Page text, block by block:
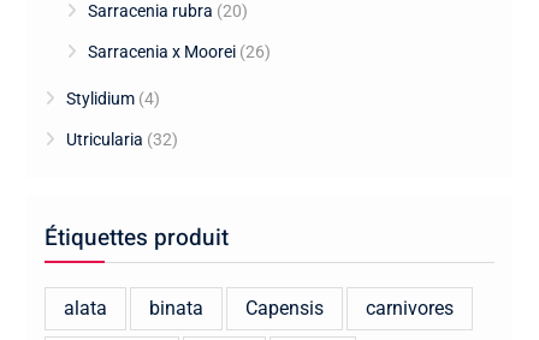
Sarracenia rubra (20)
Sarracenia x Moorei (26)
Stylidium (4)
Utricularia (32)
Étiquettes produit
alata binata Capensis carnivores